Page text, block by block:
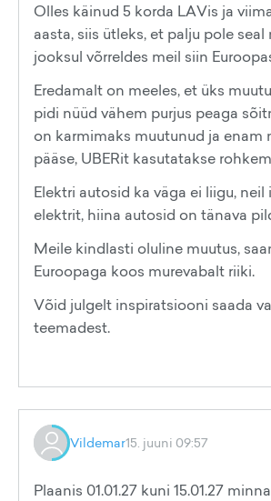
Olles käinud 5 korda LAVis ja
aasta, siis ütleks, et palju pole seal
jooksul võrreldes meil siin
Eredamalt on meeles, et üks
pidi nüüd vähem purjus peaga
on karmimaks muutunud ja enam
pääse, UBERit kasutatakse
Elektri autosid ka väga ei liigu, neil
elektrit, hiina autosid on tänava
Meile kindlasti oluline muutus,
Euroopaga koos murevabalt riiki.
Võid julgelt inspiratsiooni saada
teemadest.
Vildemar15. juuni 09:57
Plaanis 01.01.27 kuni 15.01.27